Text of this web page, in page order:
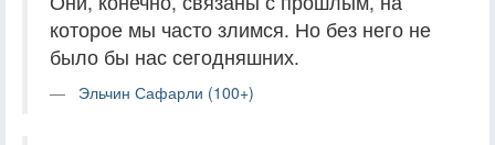
которое мы часто злимся. Но без него не
было бы нас сегодняшних.
Эльчин Сафарли (100+)